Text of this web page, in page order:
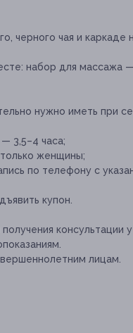
черного чая и каркаде
набор для массажа
нужно иметь при
3,5–4 часа;
женщины;
по телефону с
купон.
консультации
лицам.